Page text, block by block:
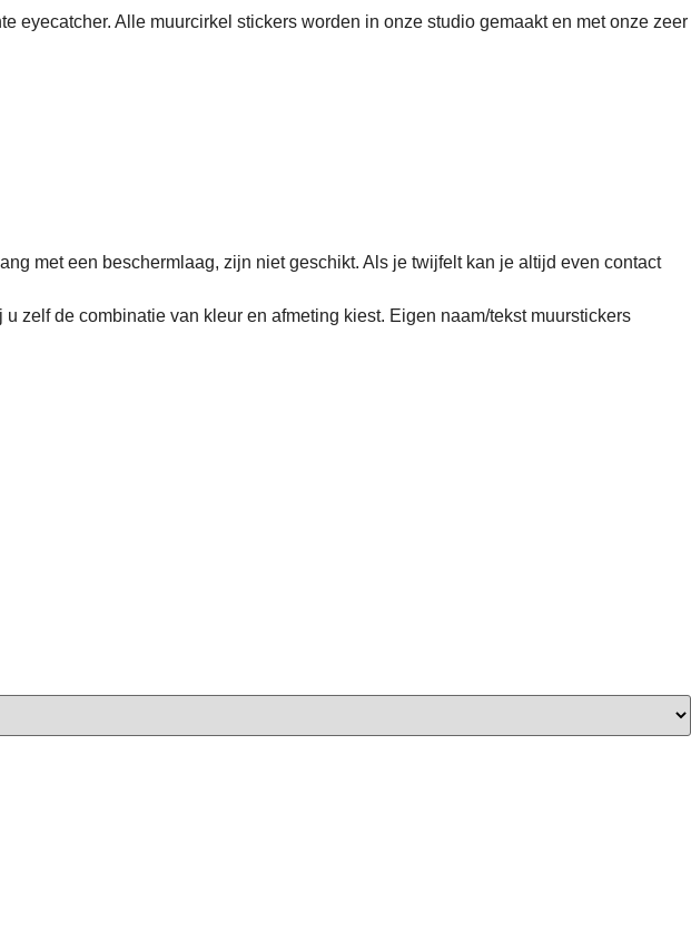
eyecatcher. Alle muurcirkel stickers worden in onze studio gemaakt en met onze zeer
met een beschermlaag, zijn niet geschikt. Als je twijfelt kan je altijd even contact
zelf de combinatie van kleur en afmeting kiest. Eigen naam/tekst muurstickers